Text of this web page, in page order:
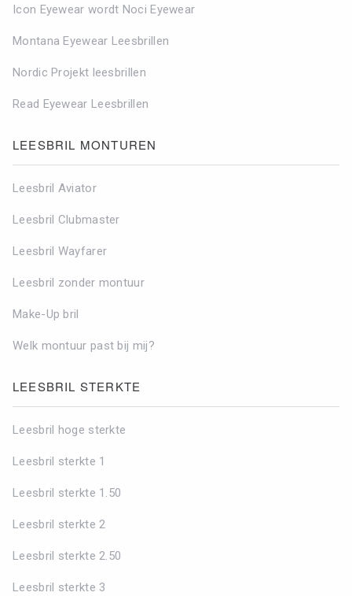
Icon Eyewear wordt Noci Eyewear
Montana Eyewear Leesbrillen
Nordic Projekt leesbrillen
Read Eyewear Leesbrillen
LEESBRIL MONTUREN
Leesbril Aviator
Leesbril Clubmaster
Leesbril Wayfarer
Leesbril zonder montuur
Make-Up bril
Welk montuur past bij mij?
LEESBRIL STERKTE
Leesbril hoge sterkte
Leesbril sterkte 1
Leesbril sterkte 1.50
Leesbril sterkte 2
Leesbril sterkte 2.50
Leesbril sterkte 3